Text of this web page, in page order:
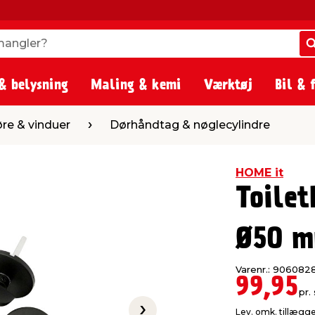
belysning Maling & kemi Værktøj Bil &
Dørhåndtag & nøglecylindre
& vinduer Dørhåndtag & nøglecylindre
HOME it
Ø50
Varenr.:
99,95pr.
Lev. omk.